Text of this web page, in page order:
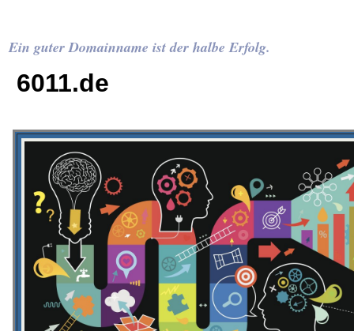
Ein guter Domainname ist der halbe Erfolg.
6011.de